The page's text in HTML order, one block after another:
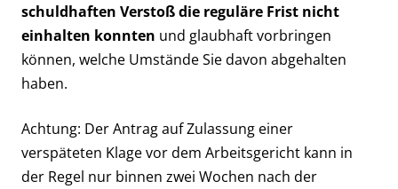
schuldhaften Verstoß die reguläre Frist nicht
einhalten konnten und glaubhaft vorbringen
können, welche Umstände Sie davon abgehalten
haben.
Achtung: Der Antrag auf Zulassung einer
verspäteten Klage vor dem Arbeitsgericht kann in
der Regel nur binnen zwei Wochen nach der